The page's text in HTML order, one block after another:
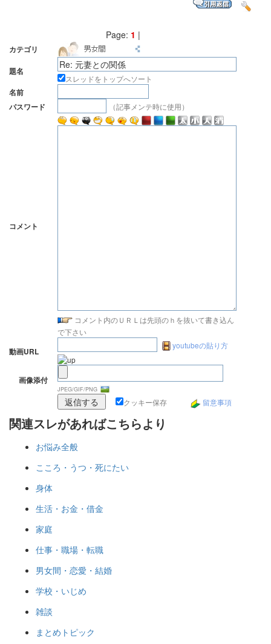
Page: 1 |
カテゴリ
題名
スレッドをトップへソート
名前
パスワード
（記事メンテ時に使用）
コメント
コメント内のＵＲＬは先頭のｈを抜いて書き込ん
で下さい
動画URL
youtubeの貼り方
画像添付
JPEG/GIF/PNG
クッキー保存 留意事項
関連スレがあればこちらより
お悩み全般
こころ・うつ・死にたい
身体
生活・お金・借金
家庭
仕事・職場・転職
男女間・恋愛・結婚
学校・いじめ
雑談
まとめトピック